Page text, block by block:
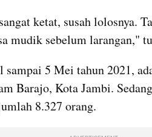
ketat, susah lolosnya.
mudik sebelum larangan,"
5 Mei tahun 2021,
Barajo, Kota Jambi.
8.327 orang.